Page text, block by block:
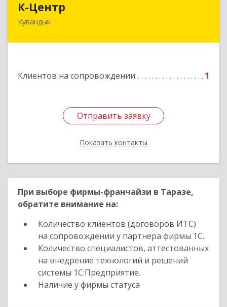
К-Центр
Кувандык
Клиентов на сопровождении 1
Отправить заявку
Показать контакты
462243, Оренбургская обл, Кувандыкский р-н,
Отправить заявку
Назад
При выборе фирмы-франчайзи в Таразе,
обратите внимание на:
Количество клиентов (договоров ИТС)
на сопровождении у партнера фирмы 1С.
Количество специалистов, аттестованных
на внедрение технологий и решений
системы 1С:Предприятие.
Наличие у фирмы статуса